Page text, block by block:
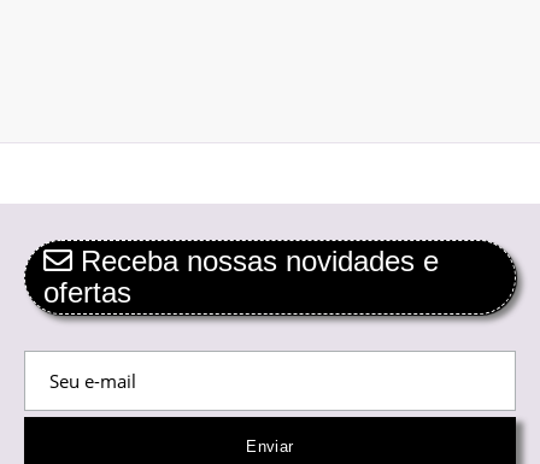
Receba nossas novidades e
ofertas